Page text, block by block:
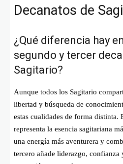
Decanatos de
¿Qué diferencia hay
segundo y tercer
Sagitario?
Aunque todos los Sagitario
libertad y búsqueda de
estas cualidades de forma distinta.
representa la esencia sagitariana
una energía más aventurera y
tercero añade liderazgo, confianza